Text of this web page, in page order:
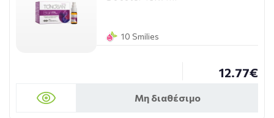
10 Smilies
12.77€
Μη διαθέσιμο